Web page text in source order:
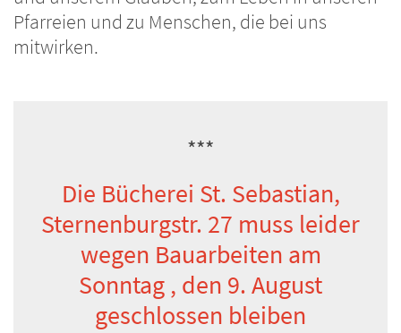
Pfarreien und zu Menschen, die bei uns
mitwirken.
***
Die Bücherei St. Sebastian,
Sternenburgstr. 27 muss leider
wegen Bauarbeiten am
Sonntag , den 9. August
geschlossen bleiben